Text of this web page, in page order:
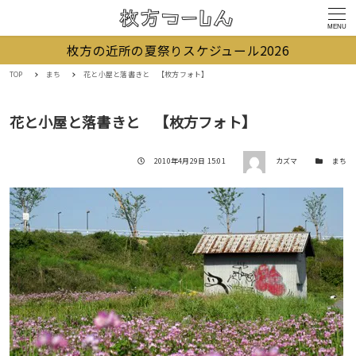
MENU
枚方の近所の夏祭りスケジュール2026
TOP まち 花と小屋と落書きと 【枚方フォト】
花と小屋と落書きと 【枚方フォト】
投稿日
2010年4月29日 15:01 著者 カズマ カテゴリー
まち